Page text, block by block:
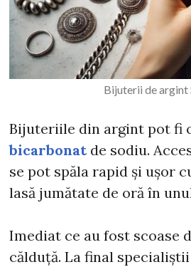
Bijuterii de argint
Bijuteriile din argint pot fi
bicarbonatde sodiu.
se pot spăla rapid și ușor
lasă jumătate de oră în
Imediat ce au fost scoase
călduţă. La final